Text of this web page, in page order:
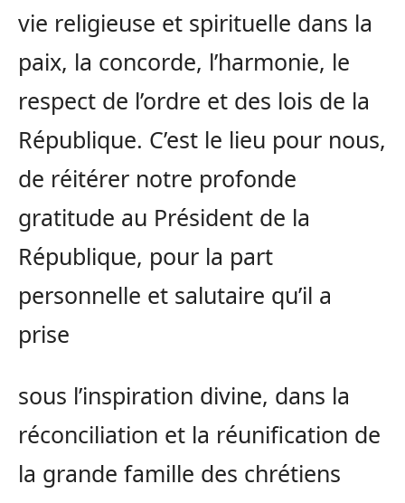
vie religieuse et spirituelle dans la
paix, la concorde, l’harmonie, le
respect de l’ordre et des lois de la
République. C’est le lieu pour nous,
de réitérer notre profonde
gratitude au Président de la
République, pour la part
personnelle et salutaire qu’il a
prise
sous l’inspiration divine, dans la
réconciliation et la réunification de
la grande famille des chrétiens